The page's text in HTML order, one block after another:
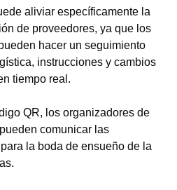
aliviar específicamente la
de proveedores, ya que los
hacer un seguimiento
instrucciones y cambios
tiempo real.
QR, los organizadores de
comunicar las
la boda de ensueño de la